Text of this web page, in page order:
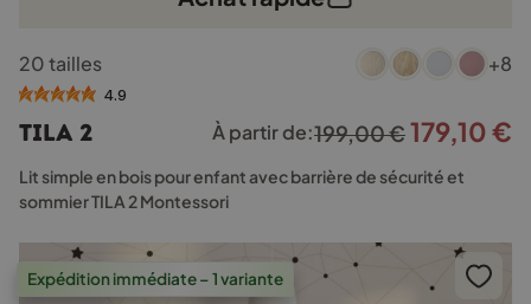
produit
a
variations.
Les
options
peuvent
être
choisies
sur
20 tailles +8
4.9
TILA 2 À partir de:199,00€Le
prix
199,00 €.
179,10€
Lit simple en bois pour enfant avec barrière de sécurité et
sommier TILA 2 Montessori
Expédition immédiate – 1 variante